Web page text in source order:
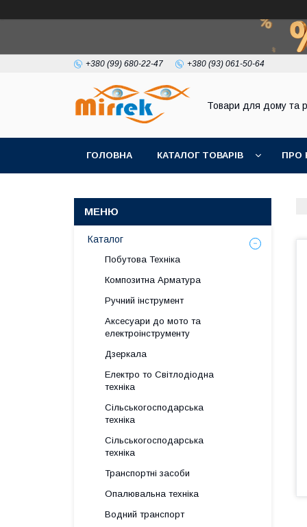
+380 (99) 680-22-47 +380 (93) 061-50-64
Товари для дому та
ГОЛОВНА КАТАЛОГ ТОВАРІВ ПРО
Каталог
Побутова Техніка
Композитна Арматура
Ручний інструмент
Аксесуари до мото та
електроінструменту
Дзеркала
Електро то Світлодіодна
техніка
Сільськогосподарська
техніка
Сільськогосподарська
техніка
Транспортні засоби
Опалювальна техніка
Водний транспорт